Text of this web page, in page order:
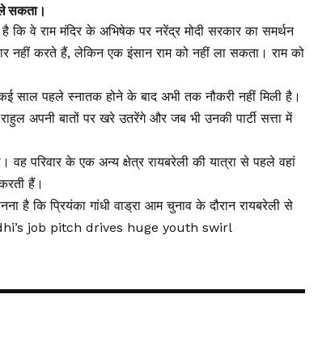
ले सकता।
कि वे राम मंदिर के अभिषेक पर नरेंद्र मोदी सरकार का समर्थन
नहीं करते हैं, लेकिन एक इंसान राम को नहीं ला सकता। राम को
पहले स्नातक होने के बाद अभी तक नौकरी नहीं मिली है।
अपनी बातों पर खरे उतरेंगे और जब भी उनकी पार्टी सत्ता में
वह परिवार के एक अन्य क्षेत्र रायबरेली की यात्रा से पहले वहां
हैं।
​​है कि प्रियंका गांधी वाड्रा आम चुनाव के दौरान रायबरेली से
job pitch drives huge youth swirl